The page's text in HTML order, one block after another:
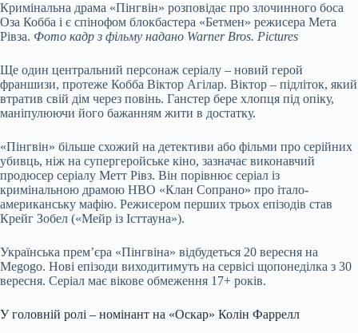
Кримінальна драма «Пінгвін» розповідає про злочинного боса
Оза Кобба і є спінофом блокбастера «Бетмен» режисера Мета
Рівза. Фото кадр з фільму надано Warner Bros. Pictures
Ще один центральний персонаж серіалу – новий герой
франшизи, протеже Кобба Віктор Агілар. Віктор – підліток, який
втратив свій дім через повінь. Ганстер бере хлопця під опіку,
маніпулюючи його бажанням жити в достатку.
«Пінгвін» більше схожий на детективи або фільми про серійних
убивць, ніж на супергеройське кіно, зазначає виконавчий
продюсер серіалу Метт Рівз. Він порівнює серіал із
кримінальною драмою HBO «Клан Сопрано» про італо-
американську мафію. Режисером перших трьох епізодів став
Крейг Зобел («Мейр із Істтауна»).
Українська прем’єра «Пінгвіна» відбудеться 20 вересня на
Megogo. Нові епізоди виходитимуть на сервісі щопонеділка з 30
вересня. Серіал має вікове обмеження 17+ років.
У головній ролі – номінант на «Оскар» Колін Фаррелл